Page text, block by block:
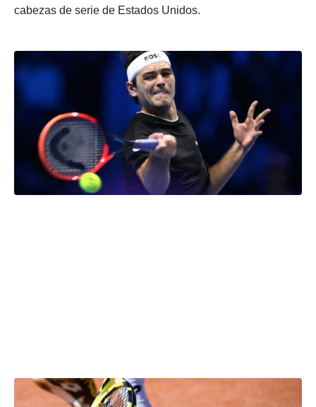
cabezas de serie de Estados Unidos.